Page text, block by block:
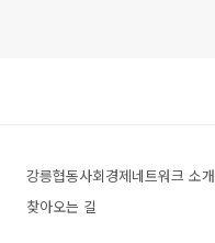
강릉협동사회경제네트워크 소개
찾아오는 길